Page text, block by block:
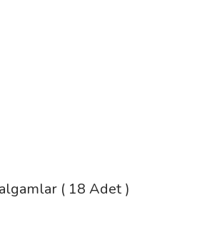
( 18 Adet )